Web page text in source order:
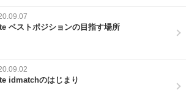
ベストポジションの目指す場所
idmatchのはじまり